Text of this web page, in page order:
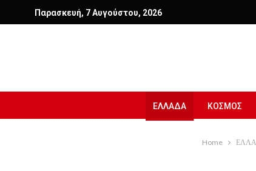
Παρασκευή, 7 Αυγούστου, 2026
ΕΛΛΑΔΑ ΚΟΣΜΟΣ
Home